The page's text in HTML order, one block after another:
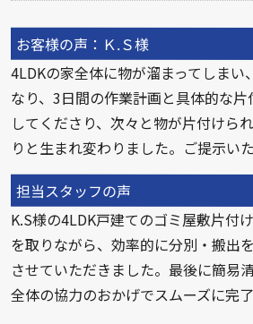
お客様の声：Ｋ.Ｓ様
4LDKの家全体に物が溜まってしま
なり、3日間の作業計画と具体的な
してくださり、次々と物が片付けら
りと生まれ変わりました。ご提示い
担当スタッフの声
K.S様の4LDK戸建てのゴミ屋敷片付
を取りながら、効率的に分別・搬出
させていただきました。最後に簡易
全体の協力のおかげでスムーズに完